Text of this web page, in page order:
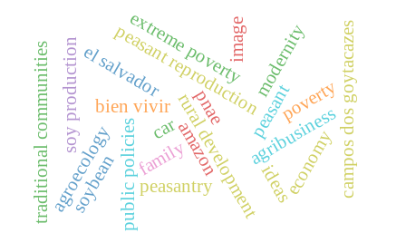
peasant
peasant reproduction
public policies
pnae
rural development
el salvadorextreme poverty
poverty
bien vivir
peasantry
agribusiness
modernity
image campos dos goytacazes
agroecology amazon
ideas
traditional communities car
soy production
soybean family economy